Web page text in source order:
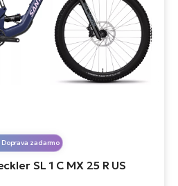
Doprava zadarmo
SL 1 C MX 25 R US